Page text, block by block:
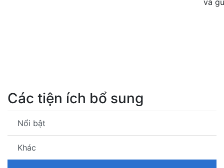
và
Các tiện ích bổ sung
Nổi bật
Khác